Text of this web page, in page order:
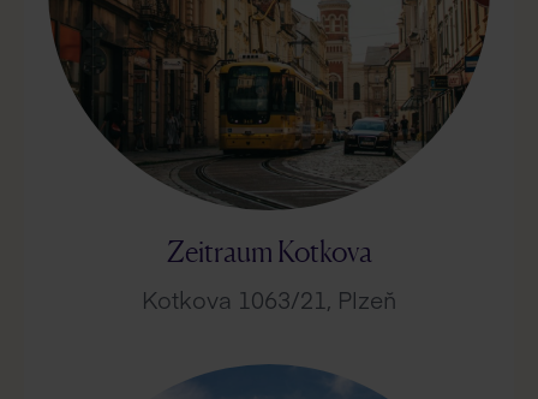
Zeitraum Kotkova
Kotkova 1063/21, Plzeň